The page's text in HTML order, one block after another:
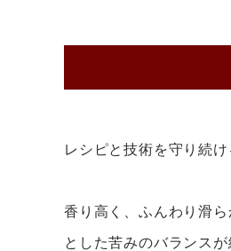
レシピと技術を守り続
香り高く、ふんわり滑
とした苦みのバランスが